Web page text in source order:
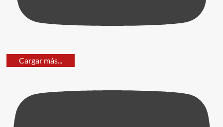
Cargar más...